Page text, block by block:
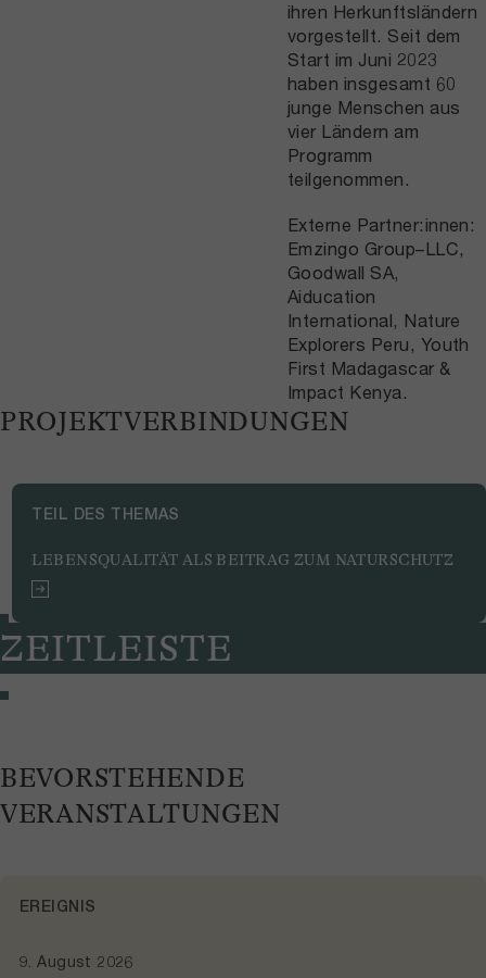
ihren Herkunftsländern
vorgestellt. Seit dem
Start im Juni 2023
haben insgesamt 60
junge Menschen aus
vier Ländern am
Programm
teilgenommen.
Externe Partner:innen:
Emzingo Group–LLC,
Goodwall SA,
Aiducation
International, Nature
Explorers Peru, Youth
First Madagascar &
Impact Kenya.
PROJEKTVERBINDUNGEN
TEIL DES THEMAS
LEBENSQUALITÄT ALS BEITRAG ZUM NATURSCHUTZ
ZEITLEISTE
BEVORSTEHENDE
VERANSTALTUNGEN
EREIGNIS
9. August 2026